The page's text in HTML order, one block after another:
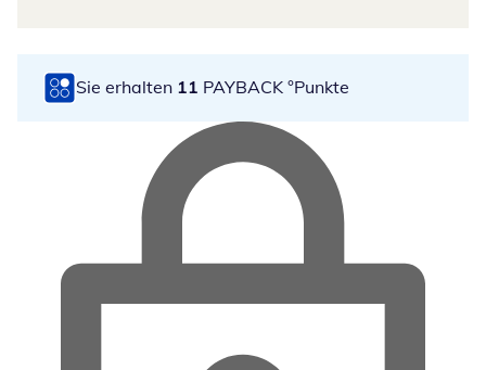
Sie erhalten 11 PAYBACK °Punkte